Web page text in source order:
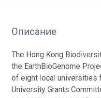
Описание
The Hong Kong
the EarthBioGenome
of eight local universities
University Grants